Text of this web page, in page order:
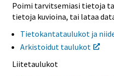
Poimi tarvitsemiasi tietoja
tietoja kuvioina, tai lataa
Tietokantataulukot ja
Arkistoidut taulukot
Liitetaulukot